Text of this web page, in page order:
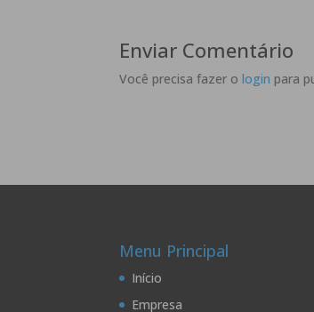
Enviar Comentário
Você precisa fazer ologin para
Menu Principal
Início
Empresa